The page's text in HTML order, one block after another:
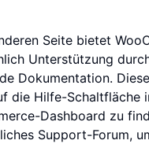
Seite bietet
Unterstützung
Dokumentation.
die Hilfe-Schaltfläche
Dashboard zu
Support-Forum,